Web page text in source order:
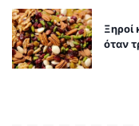
Ξηροί
όταν